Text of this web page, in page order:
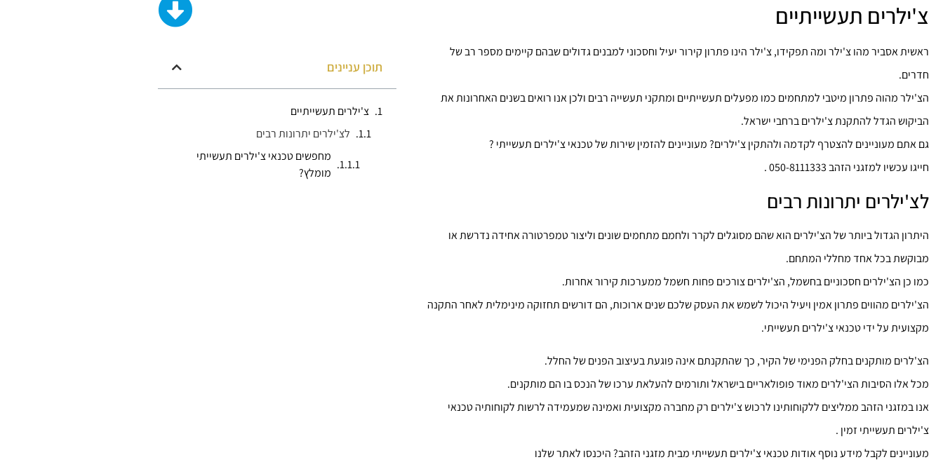
צ'ילרים תעשייתיים
ראשית אסביר מהו צ'ילר ומה תפקידו, צ'ילר הינו פתרון קירור יעיל וחסכוני למבנים גדולים שבהם קיימים מספר רב של
חדרים.
הצ'ילר מהוה פתרון מיטבי למתחמים כמו מפעלים תעשייתיים ומתקני תעשייה רבים ולכן אנו רואים בשנים האחרונות את
הביקוש הגדל להתקנת צ'ילרים ברחבי ישראל.
גם אתם מעוניינים להצטרף לקדמה ולהתקין צ'ילרים? מעוניינים להזמין שירות של טכנאי צ'ילרים תעשייתי ?
חייגו עכשיו למזגני הזהב 050-8111333 .
לצ'ילרים יתרונות רבים
היתרון הגדול ביותר של הצ'ילרים הוא שהם מסוגלים לקרר ולחמם מתחמים שונים וליצור טמפרטורה אחידה נדרשת או
מבוקשת בכל אחד מחללי המתחם.
כמו כן הצ'ילרים חסכוניים בחשמל, הצ'ילרים צורכים פחות חשמל ממערכות קירור אחרות.
הצ'ילרים מהווים פתרון אמין ויעיל היכול לשמש את העסק שלכם שנים ארוכות, הם דורשים תחזוקה מינימלית לאחר התקנה
מקצועית על ידי טכנאי צ'ילרים תעשייתי.
הצ'לרים מותקנים בחלק הפנימי של הקיר, כך שהתקנתם אינה פוגעת בעיצוב הפנים של החלל.
מכל אלו הסיבות הצי'לרים מאוד פופולאריים בישראל ותורמים להעלאת ערכו של הנכס בו הם מותקנים.
אנו במזגני הזהב ממליצים ללקוחותינו לרכוש צ'ילרים רק מחברה מקצועית ואמינה שמעמידה לרשות לקוחותיה טכנאי
צ'ילרים תעשייתי זמין .
מעוניינים לקבל מידע נוסף אודות טכנאי צ'ילרים תעשייתי מבית מזגני הזהב? היכנסו לאתר שלנו
תוכן עניינים
צ'ילרים תעשייתיים
לצ'ילרים יתרונות רבים
מחפשים טכנאי צ'ילרים תעשייתי
מומלץ?